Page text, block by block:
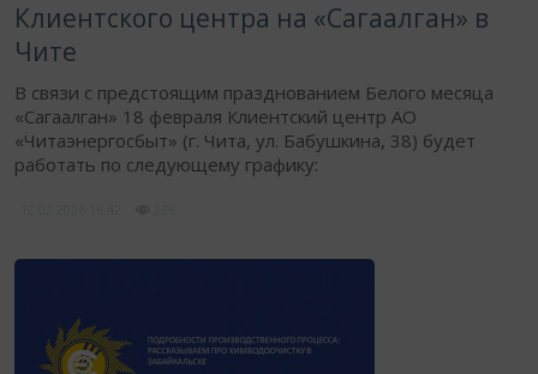
Клиентского центра на «Сагаалган» в
Чите
В связи с предстоящим празднованием Белого месяца
«Сагаалган» 18 февраля Клиентский центр АО
«Читаэнергосбыт» (г. Чита, ул. Бабушкина, 38) будет
работать по следующему графику: